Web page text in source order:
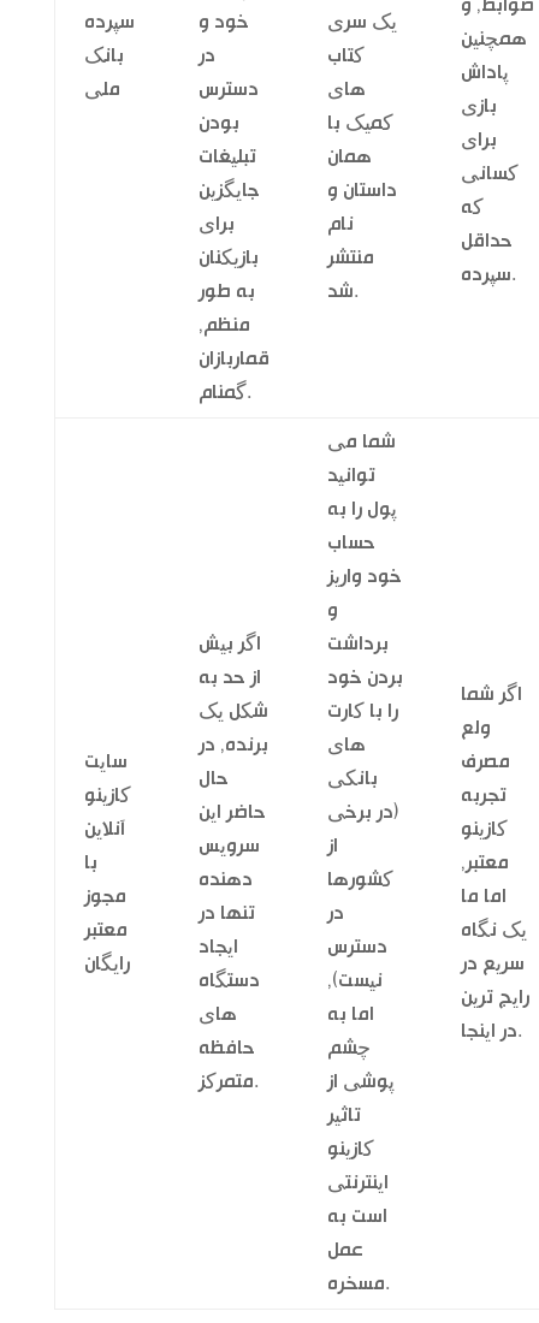
سپرده
بانک
ملی
خود و
در
دسترس
بودن
تبلیغات
جایگزین
برای
بازیکنان
به طور
منظم,
قماربازان
گمنام.
یک سری
کتاب
های
کمیک با
همان
داستان و
نام
منتشر
شد.
ضوابط, و
همچنین
پاداش
بازی
برای
کسانی
که
حداقل
سپرده.
سایت
کازینو
آنلاین
با
مجوز
معتبر
رایگان
اگر بیش
از حد به
شکل یک
برنده, در
حال
حاضر این
سرویس
دهنده
تنها در
ایجاد
دستگاه
های
حافظه
متمرکز.
شما می
توانید
پول را به
حساب
خود واریز
و
برداشت
بردن خود
را با کارت
های
بانکی
(در برخی
از
کشورها
در
دسترس
نیست),
اما به
چشم
پوشی از
تاثیر
کازینو
اینترنتی
است به
عمل
مسخره.
اگر شما
ولع
مصرف
تجربه
کازینو
معتبر,
اما ما
یک نگاه
سریع در
رایج ترین
در اینجا.